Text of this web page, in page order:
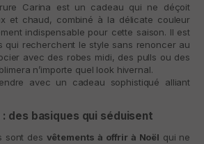
Carina est un cadeau qui ne déçoit
et chaud, combiné à la délicate couleur
indispensable pour cette saison. Il est
qui recherchent le style sans renoncer au
avec des robes midi, des pulls ou des
n’importe quel look hivernal.
avec un cadeau sophistiqué alliant
des basiques qui séduisent
sont des vêtements à offrir à Noël qui ne